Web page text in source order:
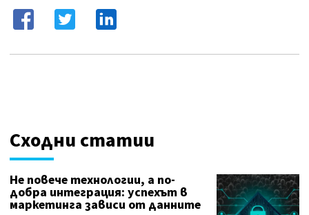
Сходни статии
Не повече технологии, а по-
добра интеграция: успехът в
маркетинга зависи от данните